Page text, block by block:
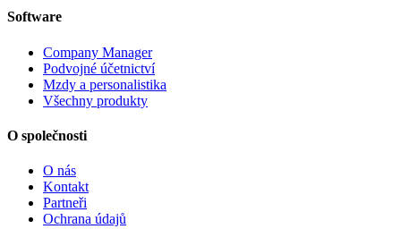
Software
Company Manager
Podvojné účetnictví
Mzdy a personalistika
Všechny produkty
O společnosti
O nás
Kontakt
Partneři
Ochrana údajů